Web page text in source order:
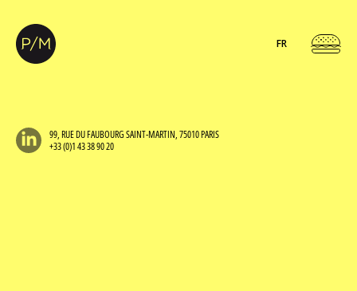
FR
99, RUE DU FAUBOURG SAINT-MARTIN, 75010 PARIS
+33 (0)1 43 38 90 20